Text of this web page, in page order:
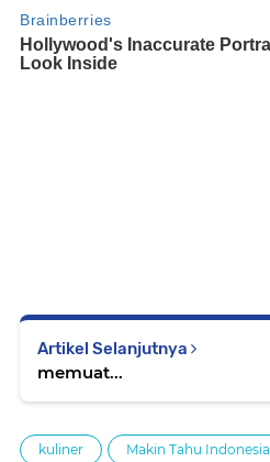
Artikel Selanjutnya
memuat...
kuliner Makin Tahu Indonesia